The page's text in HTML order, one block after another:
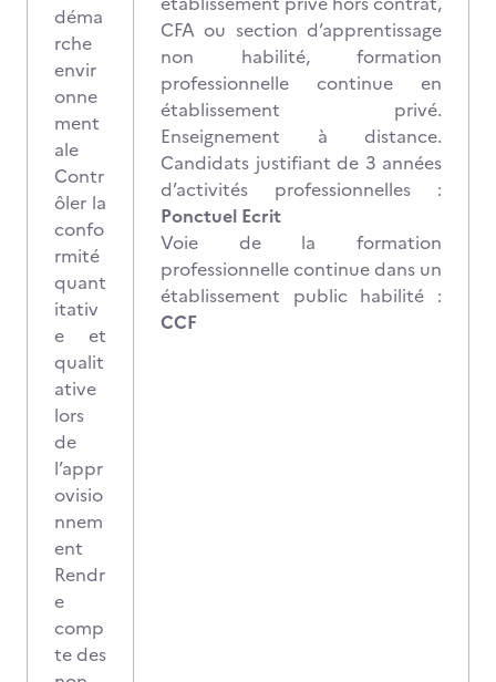
déma
rche
envir
onne
ment
ale
Contr
ôler la
confo
rmité
quant
itativ
e et
qualit
ative
lors
de
l’appr
ovisio
nnem
ent
Rendr
e
comp
te des
CFA ou section d’apprentissage
non habilité, formation
professionnelle continue en
établissement privé.
Enseignement à distance.
Candidats justifiant de 3 années
d’activités professionnelles :
Ponctuel Ecrit
Voie de la formation
professionnelle continue dans un
établissement public habilité :
CCF